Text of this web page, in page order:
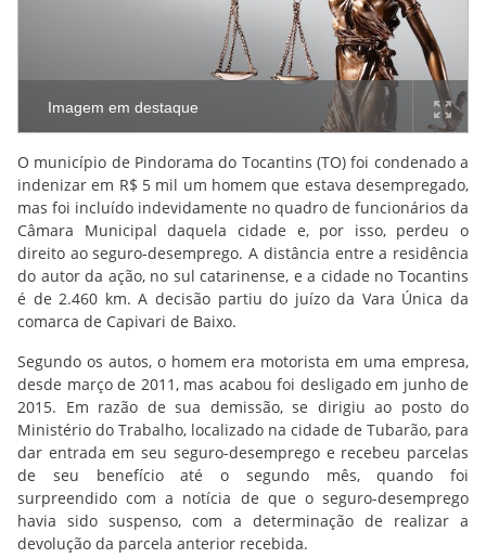
Imagem em destaque
O município de Pindorama do Tocantins (TO) foi condenado a
indenizar em R$ 5 mil um homem que estava desempregado,
mas foi incluído indevidamente no quadro de funcionários da
Câmara Municipal daquela cidade e, por isso, perdeu o
direito ao seguro-desemprego. A distância entre a residência
do autor da ação, no sul catarinense, e a cidade no Tocantins
é de 2.460 km. A decisão partiu do juízo da Vara Única da
comarca de Capivari de Baixo.
Segundo os autos, o homem era motorista em uma empresa,
desde março de 2011, mas acabou foi desligado em junho de
2015. Em razão de sua demissão, se dirigiu ao posto do
Ministério do Trabalho, localizado na cidade de Tubarão, para
dar entrada em seu seguro-desemprego e recebeu parcelas
de seu benefício até o segundo mês, quando foi
surpreendido com a notícia de que o seguro-desemprego
havia sido suspenso, com a determinação de realizar a
devolução da parcela anterior recebida.